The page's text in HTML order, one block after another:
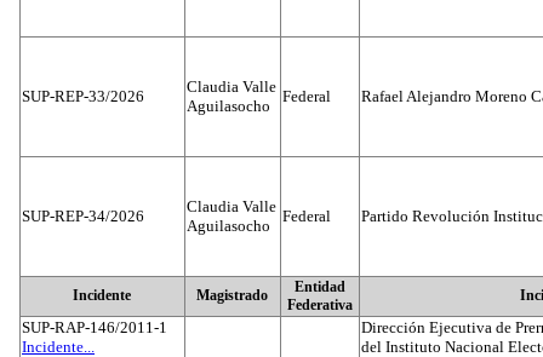
SUP-REP-33/2026
Claudia Valle
Aguilasocho
Federal Rafael Alejandro Moreno
SUP-REP-34/2026
Claudia Valle
Aguilasocho
Federal Partido Revolución
Incidente Magistrado
Entidad
Federativa
SUP-RAP-146/2011-1
Incidente...
Dirección Ejecutiva de
del Instituto Nacional